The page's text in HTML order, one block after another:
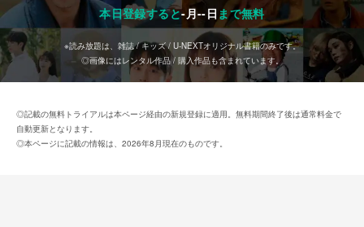
本日登録すると-月--日まで無料
※読み放題は、雑誌 / キッズ / U-NEXTオリジナル書籍のみです。
◎画像にはレンタル作品 / 購入作品も含まれています。
◎記載の無料トライアルは本ページ経由の新規登録に適用。無料期間終了後は通常料金で
自動更新となります。
◎本ページに記載の情報は、2026年8月現在のものです。